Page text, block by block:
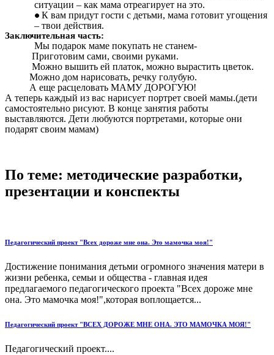
ситуации – как мама отреагирует на это.
К вам придут гости с детьми, мама готовит угощения
– твои действия.
Заключительная часть:
Мы подарок маме покупать не станем-
Приготовим сами, своими руками.
Можно вышить ей платок, можно вырастить цветок.
Можно дом нарисовать, речку голубую.
А еще расцеловать МАМУ ДОРОГУЮ!
А теперь каждый из вас нарисует портрет своей мамы.(дети
самостоятельно рисуют. В конце занятия работы
выставляются. Дети любуются портретами, которые они
подарят своим мамам)
По теме: методические разработки,
презентации и конспекты
Педагогический проект "Всех дороже мне она. Это мамочка моя!"
Достижение понимания детьми огромного значения матери в
жизни ребенка, семьи и общества - главная идея
предлагаемого педагогического проекта "Всех дороже мне
она. Это мамочка моя!",которая воплощается...
Педагогический проект "ВСЕХ ДОРОЖЕ МНЕ ОНА. ЭТО МАМОЧКА МОЯ!"
Педагогический проект....